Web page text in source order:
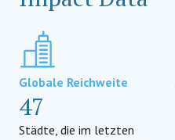
Globale Reichweite
47
Städte, die im letzten